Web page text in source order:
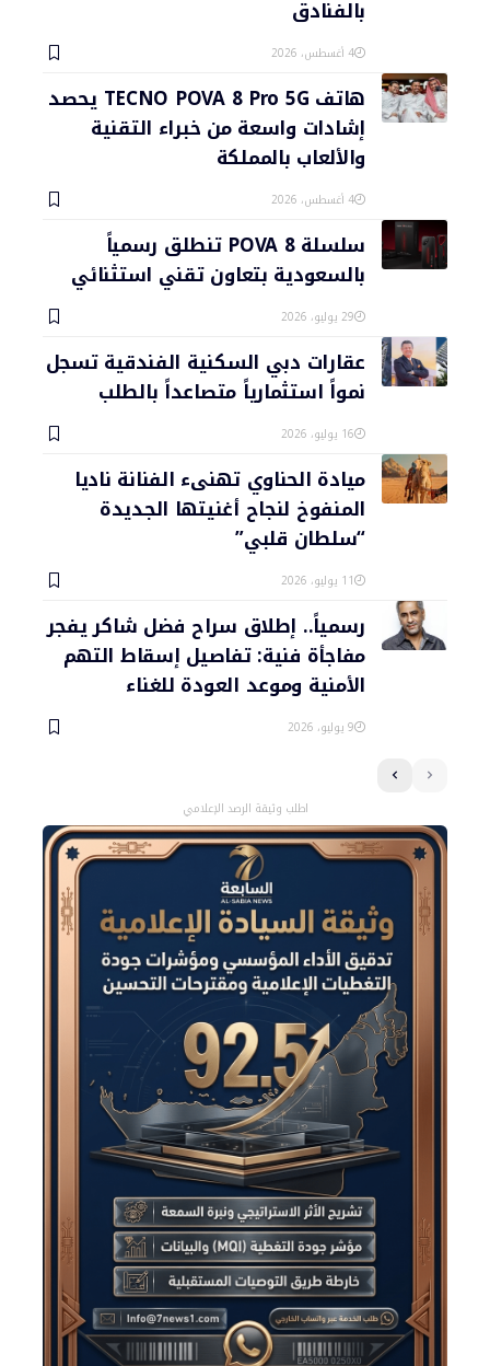
بالفنادق
4 أغسطس، 2026
هاتف TECNO POVA 8 Pro 5G يحصد
إشادات واسعة من خبراء التقنية
والألعاب بالمملكة
4 أغسطس، 2026
سلسلة POVA 8 تنطلق رسمياً
بالسعودية بتعاون تقني استثنائي
29 يوليو، 2026
عقارات دبي السكنية الفندقية تسجل
نمواً استثمارياً متصاعداً بالطلب
16 يوليو، 2026
ميادة الحناوي تهنىء الفنانة ناديا
المنفوخ لنجاح أغنيتها الجديدة
“سلطان قلبي”
11 يوليو، 2026
رسمياً.. إطلاق سراح فضل شاكر يفجر
مفاجأة فنية: تفاصيل إسقاط التهم
الأمنية وموعد العودة للغناء
9 يوليو، 2026
اطلب وثيقة الرصد الإعلامي